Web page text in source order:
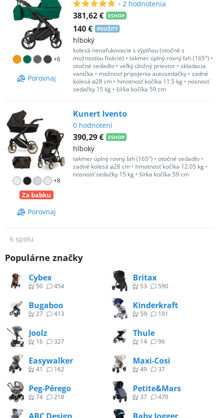
+6
Porovnaj
• 2hodnotenia
381,62 € ESHOP
140 € POUŽITÝ
hlboký
kolesá nenafukovacie s výplňou (otočné s
možnosťou fixácie) • takmer úplný rovný ľah (165°) •
otočné sedadlo • veľký úložný priestor • skladacia
vanička • možnosť pripojenia autosedačky • zadné
kolesá ⌀28 cm • hmotnosť kočíka 11.5 kg • nosnosť
sedačky 15 kg • šírka kočíka 59 cm
+8
Za babku
Porovnaj
Kunert Ivento
0 hodnotení
390,29 € ESHOP
hlboký
takmer úplný rovný ľah (165°) • otočné sedadlo •
zadné kolesá ⌀28 cm • hmotnosť kočíka 12.05 kg •
nosnosť sedačky 15 kg • šírka kočíka 59 cm
6 spolu
Populárne značky
Cybex
50 454
Britax
53 590
Bugaboo
27 413
Kinderkraft
59 191
Joolz
16 327
Thule
14 96
Easywalker
41 162
Maxi-Cosi
49 37
Peg-Pérego
74 218
Petite&Mars
37 470